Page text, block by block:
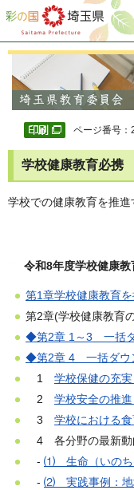
彩の国 埼玉県
ページ番号：
学校健康教育必携
学校での健康教育を推進
令和8年度学校健康教
第1章学校健康教育
第2章(学校健康教育
◆第2章 1～3 一括ダ
◆第2章 4 一括ダウ
1 学校保健の充実
2 学校安全の推進
3 学校における食
4 各分野の最新動
- ⑴ 生命（いのち
- ⑵ 実践事例：地